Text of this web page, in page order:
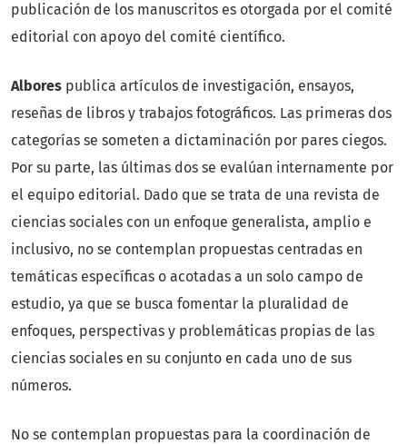
publicación de los manuscritos es otorgada por el comité
editorial con apoyo del comité científico.
Albores publica artículos de investigación, ensayos,
reseñas de libros y trabajos fotográficos. Las primeras dos
categorías se someten a dictaminación por pares ciegos.
Por su parte, las últimas dos se evalúan internamente por
el equipo editorial. Dado que se trata de una revista de
ciencias sociales con un enfoque generalista, amplio e
inclusivo, no se contemplan propuestas centradas en
temáticas específicas o acotadas a un solo campo de
estudio, ya que se busca fomentar la pluralidad de
enfoques, perspectivas y problemáticas propias de las
ciencias sociales en su conjunto en cada uno de sus
números.
No se contemplan propuestas para la coordinación de